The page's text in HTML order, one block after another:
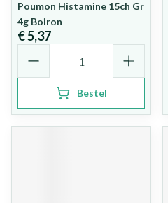
Poumon Histamine 15ch Gr
4g Boiron
€ 5,37
Bestel